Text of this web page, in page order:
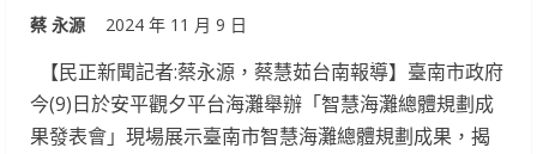
蔡 永源 2024 年 11 月 9 日
【民正新聞記者:蔡永源，蔡慧茹台南報導】臺南市政府
今(9)日於安平觀夕平台海灘舉辦「智慧海灘總體規劃成
果發表會」現場展示臺南市智慧海灘總體規劃成果，揭